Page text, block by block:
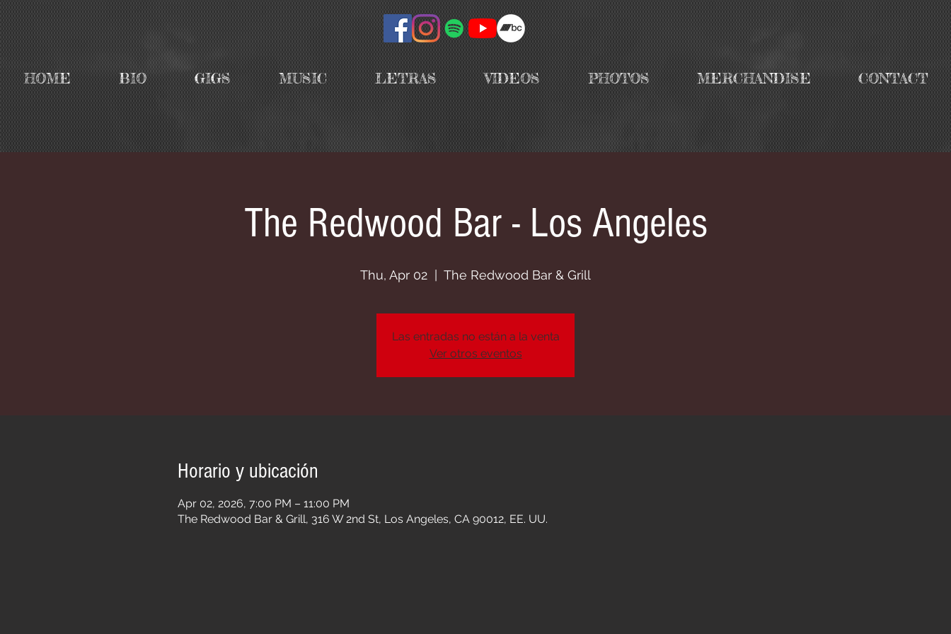
HOME BIO GIGS MUSIC LETRAS VIDEOS PHOTOS MERCHANDISE CONTACT
The Redwood Bar - Los Angeles
Thu, Apr 02 The Redwood Bar & Grill
Las entradas no están a la venta
Ver otros eventos
Horario y ubicación
Apr 02, 2026, 7:00 PM – 11:00 PM
The Redwood Bar & Grill, 316 W 2nd St, Los Angeles, CA 90012, EE. UU.